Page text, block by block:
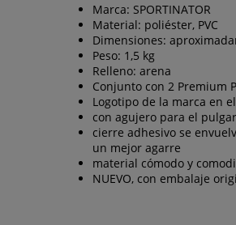
Marca: SPORTINATOR
Material: poliéster, PVC
Dimensiones:
Peso: 1,5 kg
Relleno: arena
Conjunto con 2 Premium
Logotipo de la marca en
con agujero para el pulgar
cierre adhesivo se
un mejor agarre
material cómodo y
NUEVO, con embalaje